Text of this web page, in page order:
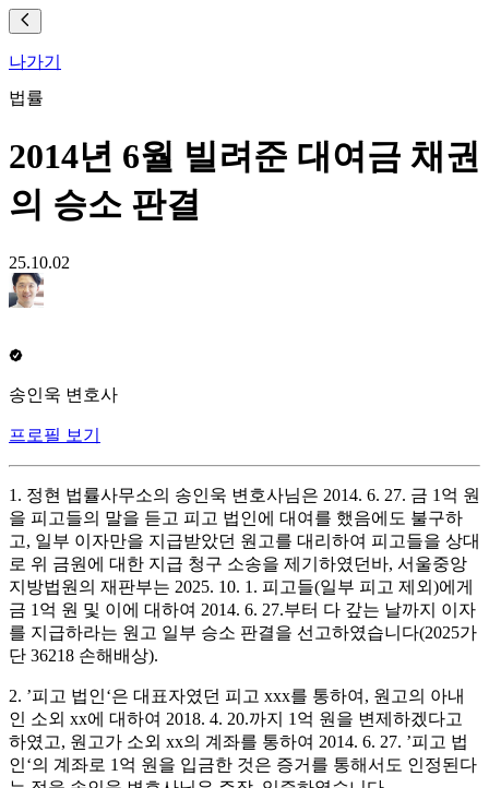
나가기
법률
2014년 6월 빌려준 대여금 채권
의 승소 판결
25.10.02
송인욱 변호사
프로필 보기
1. 정현 법률사무소의 송인욱 변호사님은 2014. 6. 27. 금 1억 원
을 피고들의 말을 듣고 피고 법인에 대여를 했음에도 불구하
고, 일부 이자만을 지급받았던 원고를 대리하여 피고들을 상대
로 위 금원에 대한 지급 청구 소송을 제기하였던바, 서울중앙
지방법원의 재판부는 2025. 10. 1. 피고들(일부 피고 제외)에게
금 1억 원 및 이에 대하여 2014. 6. 27.부터 다 갚는 날까지 이자
를 지급하라는 원고 일부 승소 판결을 선고하였습니다(2025가
단 36218 손해배상). ​
2. ’피고 법인‘은 대표자였던 피고 xxx를 통하여, 원고의 아내
인 소외 xx에 대하여 2018. 4. 20.까지 1억 원을 변제하겠다고
하였고, 원고가 소외 xx의 계좌를 통하여 2014. 6. 27. ’피고 법
인‘의 계좌로 1억 원을 입금한 것은 증거를 통해서도 인정된다